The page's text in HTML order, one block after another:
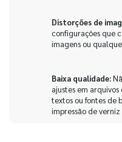
Distorções de
configurações que
imagens ou
Baixa qualidade:
ajustes em
textos ou fontes de
impressão de